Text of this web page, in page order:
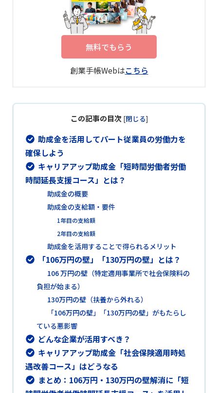
無料でもらう
創業手帳Webはこちら
この記事の目次 [閉じる]
助成金を活用してパート従業員の労働力を
確保しよう
キャリアアップ助成金「短時間労働者労働
時間延長支援コース」とは？
助成金の概要
助成金の支給額・要件
1年目の支給額
2年目の支給額
助成金を活用することで得られるメリット
「106万円の壁」「130万円の壁」とは？
106 万円の壁（特定適用事業所で社会保険料の
負担が始まる）
130万円の壁（扶養から外れる）
「106万円の壁」「130万円の壁」がもたらし
ている悪影響
どんな企業が活用すべき？
キャリアアップ助成金「社会保険適用時処
遇改善コース」はどうなる
まとめ：106万円・130万円の壁解消に「短